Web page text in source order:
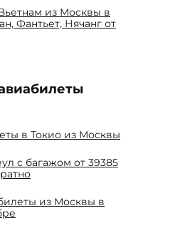
из Москвы в
Фантьет, Нячанг от
в Токио из Москвы
с багажом от 39385
из Москвы в